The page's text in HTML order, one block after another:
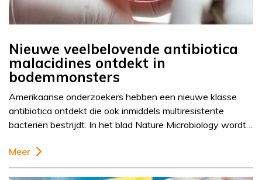
Nieuwe veelbelovende antibiotica
malacidines ontdekt in
bodemmonsters
Amerikaanse onderzoekers hebben een nieuwe klasse
antibiotica ontdekt die ook inmiddels multiresistente
bacteriën bestrijdt. In het blad Nature Microbiology wordt…
Meer